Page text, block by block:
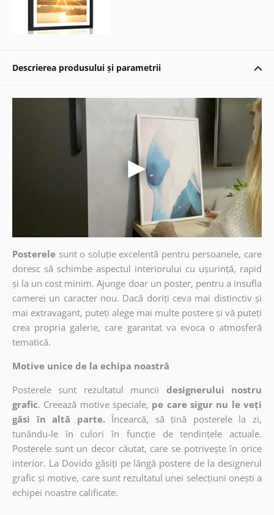
Descrierea produsului și parametrii
Posterele sunt o soluție excelentă pentru persoanele, care
doresc să schimbe aspectul interiorului cu ușurință, rapid
și la un cost minim. Ajunge doar un poster, pentru a insufla
camerei un caracter nou. Dacă doriți ceva mai distinctiv și
mai extravagant, puteți alege mai multe postere și vă puteți
crea propria galerie, care garantat va evoca o atmosferă
tematică.
Motive unice de la echipa noastră
Posterele sunt rezultatul muncii
designerului nostru
grafic. Creează motive speciale, pe care sigur nu le veți
găsi în altă parte. Încearcă, să țină posterele la zi,
tunându-le în culori în funcție de tendințele actuale.
Posterele sunt un decor căutat, care se potrivește în orice
interior. La Dovido găsiți pe lângă postere de la designerul
grafic și motive, care sunt rezultatul unei selecțiuni onești a
echipei noastre calificate.